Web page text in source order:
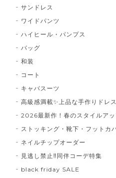
サンドレス
ワイドパンツ
ハイヒール・パンプス
バッグ
和装
コート
キャバスーツ
高級感満載✨上品な手作りドレス
2026最新作！春のスタイルアッ
ストッキング・靴下・フットカ
ネイルチップオーダー
見逃し禁止‼同伴コーデ特集
black friday SALE